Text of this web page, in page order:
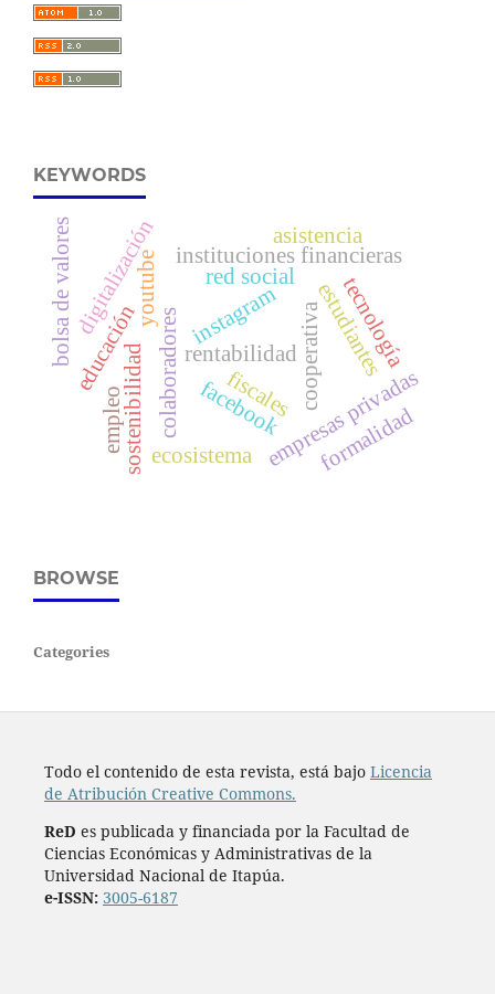
KEYWORDS
red social
cooperativa
facebook
instagram
youtube
rentabilidad
colaboradores empresas privadas
sostenibilidad
educación estudiantes
digitalización tecnología
bolsa de valores instituciones financieras
asistencia
ecosistema formalidad
fiscales
empleo
BROWSE
Categories
Todo el contenido de esta revista, está bajo Licencia
de Atribución Creative Commons.
ReD es publicada y financiada por la Facultad de
Ciencias Económicas y Administrativas de la
Universidad Nacional de Itapúa.
e-ISSN: 3005-6187